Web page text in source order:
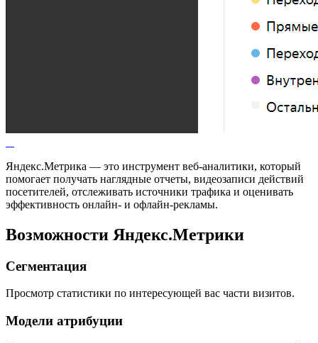
Яндекс.Метрика — это инструмент веб-аналитики, который
помогает получать наглядные отчеты, видеозаписи действий
посетителей, отслеживать источники трафика и оценивать
эффективность онлайн- и офлайн-рекламы.
Возможности Яндекс.Метрики
Сегментация
Просмотр статистики по интересующей вас части визитов.
Модели атрибуции